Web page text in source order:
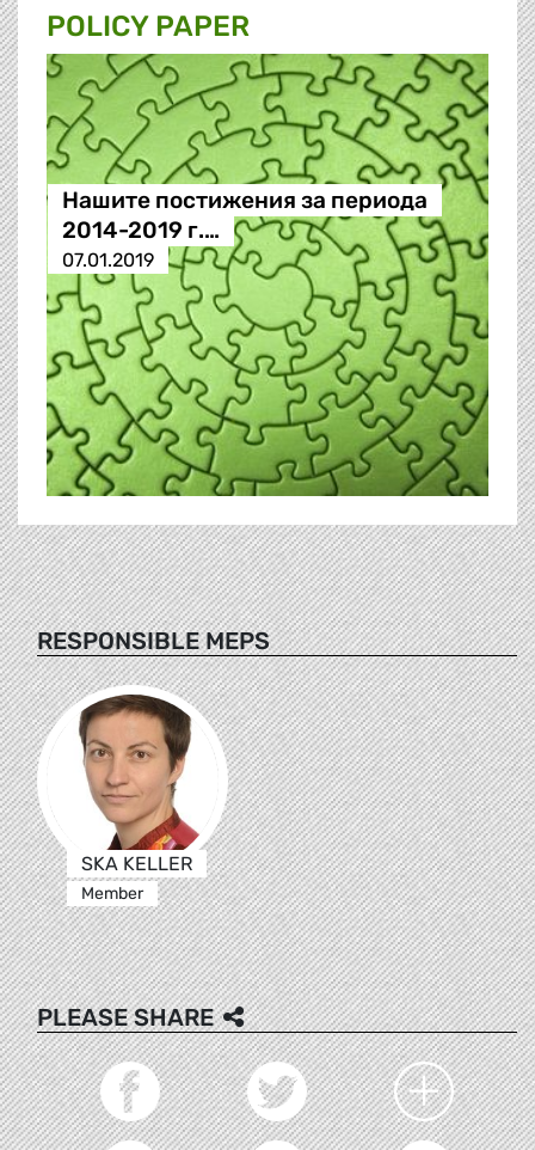
POLICY PAPER
Нашите постижения за периода
2014-2019 г.…
07.01.2019
RESPONSIBLE MEPS
SKA KELLER
Member
PLEASE SHARE